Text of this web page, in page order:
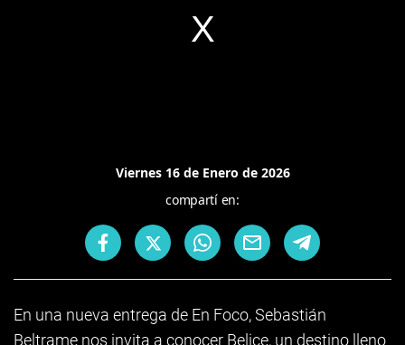
Viernes 16 de Enero de 2026
compartí en:
En una nueva entrega de En Foco, Sebastián
Beltrame nos invita a conocer Belice, un destino lleno